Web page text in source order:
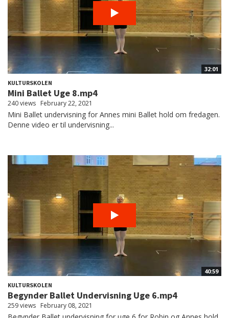
32:01
KULTURSKOLEN
Mini Ballet Uge 8.mp4
240 views February 22, 2021
Mini Ballet undervisning for Annes mini Ballet hold om fredagen.
Denne video er til undervisning...
40:59
KULTURSKOLEN
Begynder Ballet Undervisning Uge 6.mp4
259 views February 08, 2021